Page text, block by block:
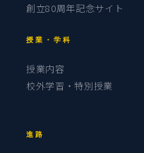
創立80周年記念サイト
授業・学科
授業内容
校外学習・特別授業
進路